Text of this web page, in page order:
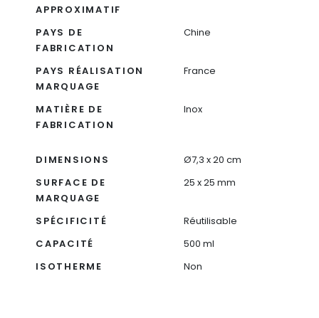
APPROXIMATIF
PAYS DE
FABRICATION
Chine
PAYS RÉALISATION
MARQUAGE
France
MATIÈRE DE
FABRICATION
Inox
DIMENSIONS
Ø7,3 x 20 cm
SURFACE DE
MARQUAGE
25 x 25 mm
SPÉCIFICITÉ
Réutilisable
CAPACITÉ
500 ml
ISOTHERME
Non